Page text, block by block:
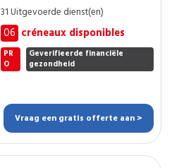
31 Uitgevoerde dienst(en)
06 créneaux disponibles
PR
O
Geverifieerde financiële
gezondheid
Vraag een gratis offerte aan >